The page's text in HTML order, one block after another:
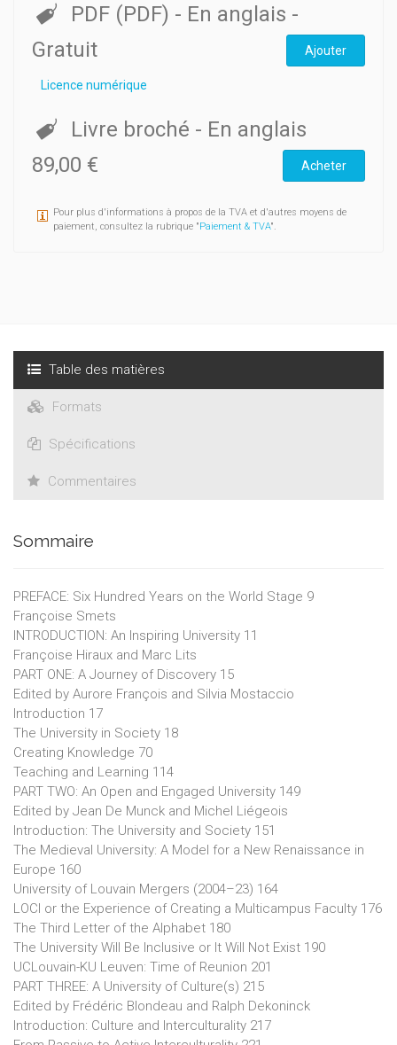
PDF (PDF) - En anglais -
Gratuit
Ajouter
Licence numérique
Livre broché - En anglais
89,00 €
Acheter
Pour plus d'informations à propos de la TVA et d'autres moyens de
paiement, consultez la rubrique "Paiement & TVA".
Table des matières
Formats
Spécifications
Commentaires
Sommaire
PREFACE: Six Hundred Years on the World Stage 9
Françoise Smets
INTRODUCTION: An Inspiring University 11
Françoise Hiraux and Marc Lits
PART ONE: A Journey of Discovery 15
Edited by Aurore François and Silvia Mostaccio
Introduction 17
The University in Society 18
Creating Knowledge 70
Teaching and Learning 114
PART TWO: An Open and Engaged University 149
Edited by Jean De Munck and Michel Liégeois
Introduction: The University and Society 151
The Medieval University: A Model for a New Renaissance in
Europe 160
University of Louvain Mergers (2004–23) 164
LOCI or the Experience of Creating a Multicampus Faculty 176
The Third Letter of the Alphabet 180
The University Will Be Inclusive or It Will Not Exist 190
UCLouvain-KU Leuven: Time of Reunion 201
PART THREE: A University of Culture(s) 215
Edited by Frédéric Blondeau and Ralph Dekoninck
Introduction: Culture and Interculturality 217